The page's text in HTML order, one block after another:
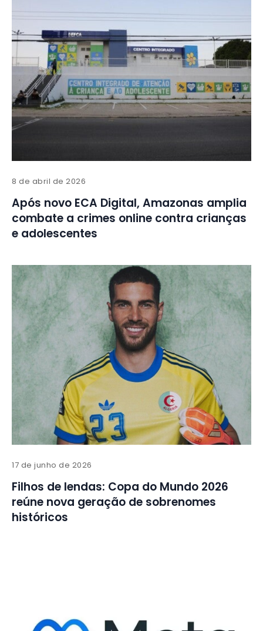
8 de abril de 2026
Após novo ECA Digital, Amazonas amplia
combate a crimes online contra crianças
e adolescentes
17 de junho de 2026
Filhos de lendas: Copa do Mundo 2026
reúne nova geração de sobrenomes
históricos